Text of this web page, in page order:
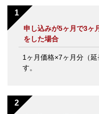
申し込みが5ヶ月で3ヶ
をした場合
1ヶ月価格×7ヶ月分（
す。